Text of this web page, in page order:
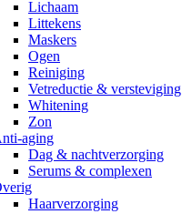
Lichaam
Littekens
Maskers
Ogen
Reiniging
Vetreductie & versteviging
Whitening
Zon
aging
Dag & nachtverzorging
Serums & complexen
Haarverzorging